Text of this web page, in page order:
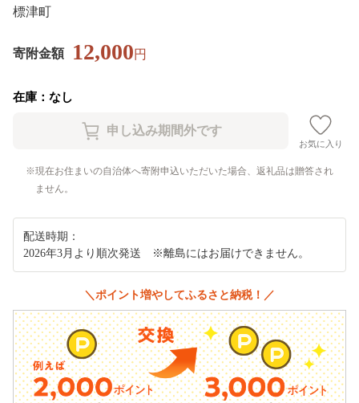
標津町
寄附金額 12,000円
在庫：なし
お気に入り
現在お住まいの自治体へ寄附申込いただいた場合、返礼品は贈答され
ません。
配送時期：
2026年3月より順次発送 ※離島にはお届けできません。
＼ポイント増やしてふるさと納税！／